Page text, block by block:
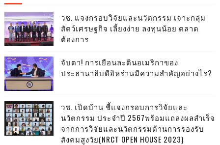
วช. แจงกรอบวิจัยและนวัตกรรม เจาะกลุ่ม
สัตว์เศรษฐกิจ เลี้ยงง่าย ลงทุนน้อย ตลาด
ต้องการ
จับตา! การเยือนละตินอเมริกาของ
ประธานาธิบดีอิหร่านมีความสำคัญอย่างไร?
วช. เปิดบ้าน ชี้แจงกรอบการวิจัยและ
นวัตกรรม ประจำปี 2567พร้อมแถลงผลสำเร็จ
จากการวิจัยและนวัตกรรมด้านการรองรับ
สังคมสูงวัย(NRCT OPEN HOUSE 2023)